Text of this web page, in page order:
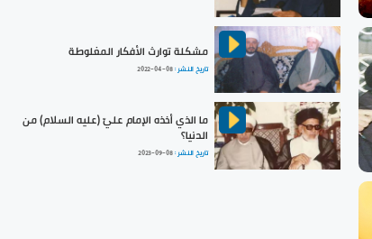
مشكلة توارث الأفكار المغلوطة
تاريخ النشر :2022-04-08
ما الذي أخذه الإمام عليّ (عليه السلام) من
الدنيا؟
تاريخ النشر :2023-09-08